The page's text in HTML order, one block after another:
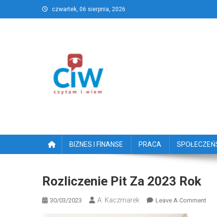
to
czwartek, 06 sierpnia, 2026
CzytamiWiem.pl –
BIZNES I FINANSE PRACA
Rozliczenie Pit Za 2023 Rok
30/03/2023 A. Kaczmarek Leave A CommentOn